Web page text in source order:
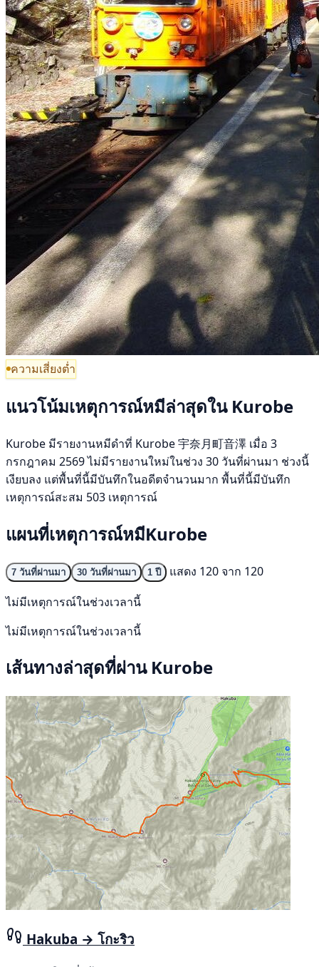
ความเสี่ยงต่ำ
แนวโน้มเหตุการณ์หมีล่าสุดใน Kurobe
Kurobe มีรายงานหมีดำที่ Kurobe 宇奈月町音澤 เมื่อ 3
กรกฎาคม 2569 ไม่มีรายงานใหม่ในช่วง 30 วันที่ผ่านมา ช่วงนี้
เงียบลง แต่พื้นที่นี้มีบันทึกในอดีตจำนวนมาก พื้นที่นี้มีบันทึก
เหตุการณ์สะสม 503 เหตุการณ์
แผนที่เหตุการณ์หมีKurobe
7 วันที่ผ่านมา 30 วันที่ผ่านมา 1 ปี
แสดง 120 จาก 120
ไม่มีเหตุการณ์ในช่วงเวลานี้
ไม่มีเหตุการณ์ในช่วงเวลานี้
เส้นทางล่าสุดที่ผ่าน Kurobe
Hakuba → โกะริว